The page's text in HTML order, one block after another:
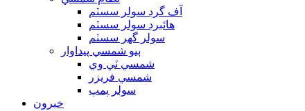
آف گرڊ سولر سسٽم
هائبرڊ سولر سسٽم
سولر گهر سسٽم
ٻيو شمسي پيداوار
شمسي ٽي وي
شمسي فريزر
سولر پمپ
خبرون